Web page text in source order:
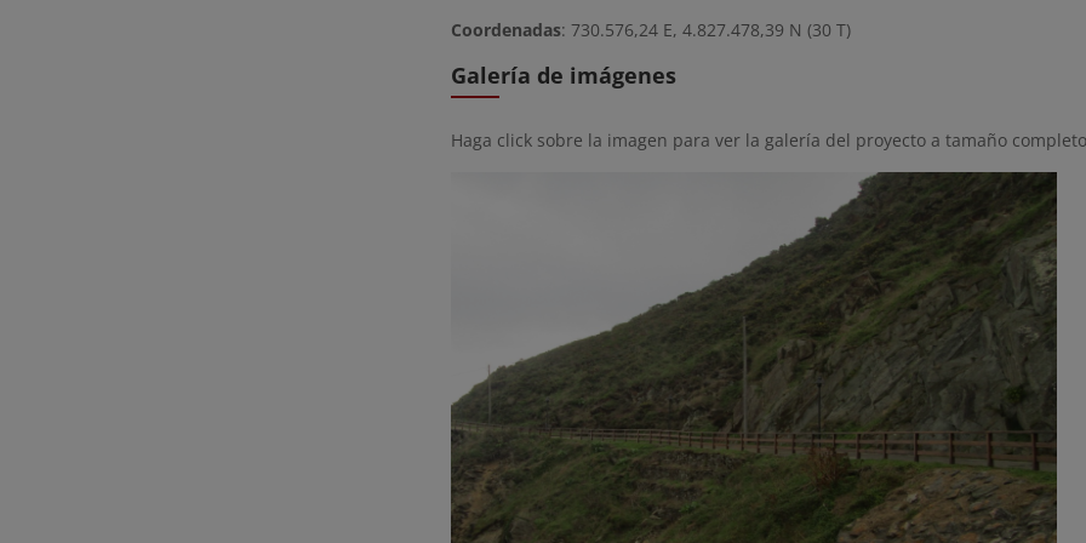
Coordenadas: 730.576,24 E, 4.827.478,39 N (30 T)
Galería de imágenes
Haga click sobre la imagen para ver la galería del proyecto a tamaño